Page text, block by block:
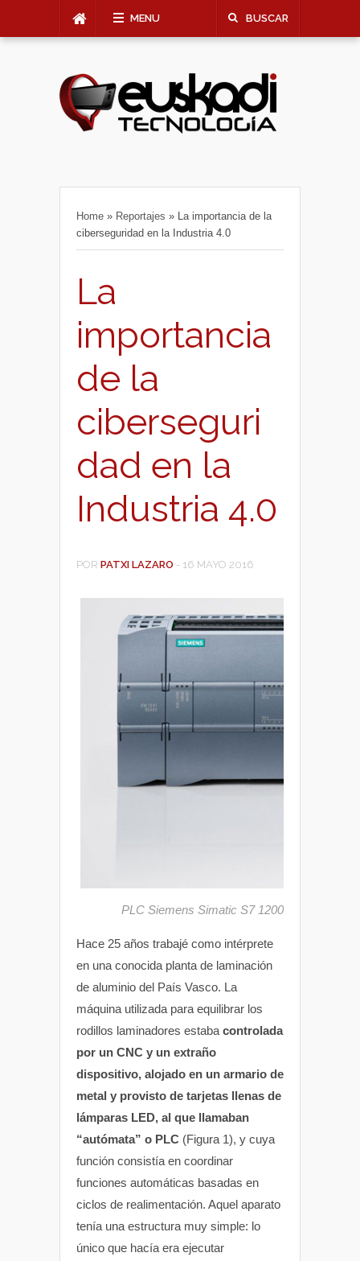
MENU BUSCAR
Home » Reportajes » La importancia de la
ciberseguridad en la Industria 4.0
La
importancia
de la
ciberseguri
dad en la
Industria 4.0
POR PATXI LAZARO - 16 MAYO 2016
PLC Siemens Simatic S7 1200 montado en
Hace 25 años trabajé como intérprete
en una conocida planta de laminación
de aluminio del País Vasco. La
máquina utilizada para equilibrar los
rodillos laminadores estaba controlada
por un CNC y un extraño
dispositivo, alojado en un armario de
metal y provisto de tarjetas llenas de
lámparas LED, al que llamaban
“autómata” o PLC (Figura 1), y cuya
función consistía en coordinar
funciones automáticas basadas en
ciclos de realimentación. Aquel aparato
tenía una estructura muy simple: lo
único que hacía era ejecutar